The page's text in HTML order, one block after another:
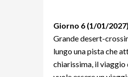
Giorno 6 (1/01/
Grande desert-
lungo una pista che
chiarissima, il